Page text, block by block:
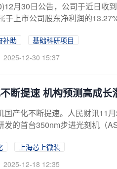
月30日公告，公司于近日收
于上市公司股东净利润的
补助
基础科研项目
2025-12-30 15:37
断提速 机构预测高成长
国产化不断提速。人民财讯11
发的首台350nm步进光刻机（
上海芯上微装
2025-12-18 12:35